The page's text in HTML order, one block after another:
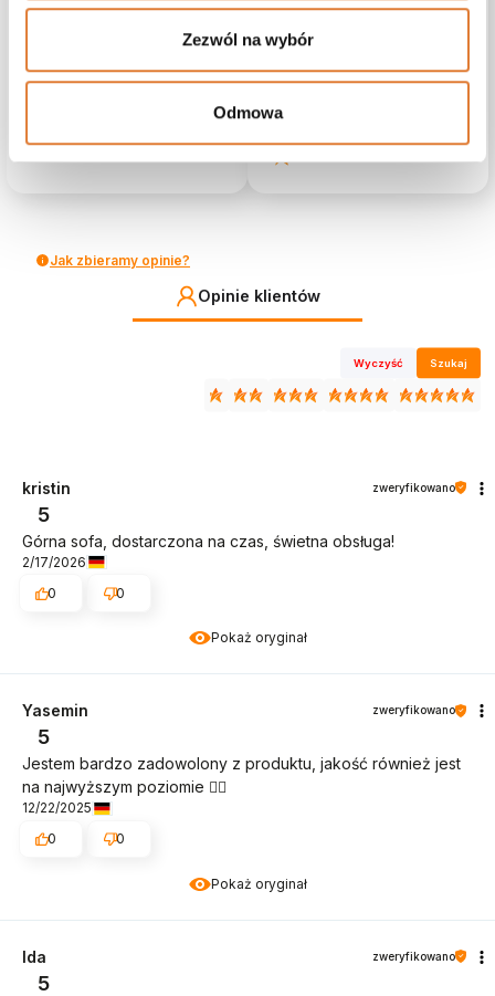
Zezwól na wybór
Odmowa
4opinii klientów
3 0%
2
1
Jak zbieramy opinie?
Opinie klientów
Wyczyść Szukaj
Pokaż oryginał
kristin zweryfikowano
5
Górna sofa, dostarczona na czas, świetna obsługa!
2/17/2026
0
0
Pokaż oryginał
Yasemin zweryfikowano
5
Jestem bardzo zadowolony z produktu, jakość również jest
na najwyższym poziomie 👍🏼
12/22/2025
0
0
Ida zweryfikowano
5